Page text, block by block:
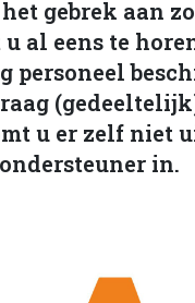
gebrek aan
al eens te
personeel
u er zelf niet
in.